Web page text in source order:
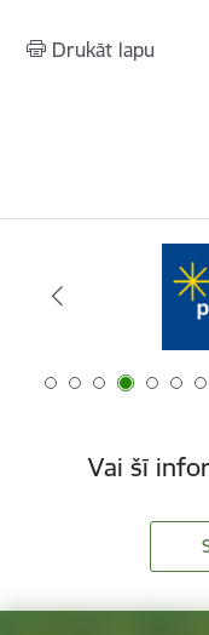
Drukāt lapu
Vai šī